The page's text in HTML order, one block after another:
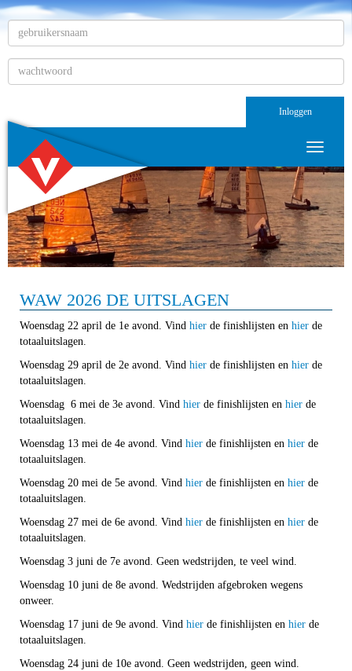
Inloggen
Toggle
WAW 2026 DE UITSLAGEN
Woensdag 22 april de 1e avond. Vind hier de finishlijsten en hier de
totaaluitslagen.
Woensdag 29 april de 2e avond. Vind hier de finishlijsten en hier de
totaaluitslagen.
Woensdag 6 mei de 3e avond. Vind hier de finishlijsten en hier de
totaaluitslagen.
Woensdag 13 mei de 4e avond. Vind hier de finishlijsten en hier de
totaaluitslagen.
Woensdag 20 mei de 5e avond. Vind hier de finishlijsten en hier de
totaaluitslagen.
Woensdag 27 mei de 6e avond. Vind hier de finishlijsten en hier de
totaaluitslagen.
Woensdag 3 juni de 7e avond. Geen wedstrijden, te veel wind.
Woensdag 10 juni de 8e avond. Wedstrijden afgebroken wegens
onweer.
Woensdag 17 juni de 9e avond. Vind hier de finishlijsten en hier de
totaaluitslagen.
Woensdag 24 juni de 10e avond. Geen wedstrijden, geen wind.